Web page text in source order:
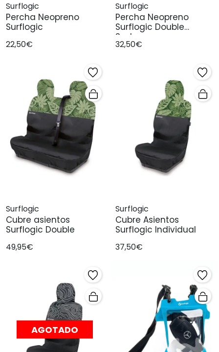
Surflogic
Percha Neopreno
Surflogic
22,50€
Surflogic
Percha Neopreno
Surflogic Double
System
32,50€
Surflogic
Cubre asientos
Surflogic Double
49,95€
Surflogic
Cubre Asientos
Surflogic Individual
37,50€
AGOTADO